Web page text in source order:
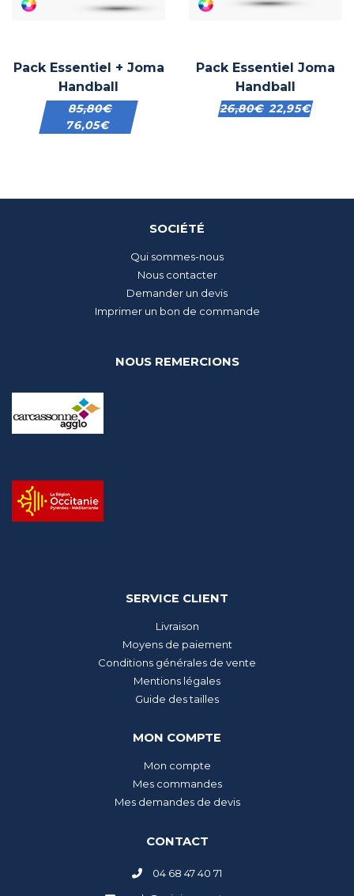
Pack Essentiel + Joma
Handball
85,80€
76,05€
Pack Essentiel Joma
Handball
26,80€ 22,95€
SOCIÉTÉ
Qui sommes-nous
Nous contacter
Demander un devis
Imprimer un bon de commande
NOUS REMERCIONS
SERVICE CLIENT
Livraison
Moyens de paiement
Conditions générales de vente
Mentions légales
Guide des tailles
MON COMPTE
Mon compte
Mes commandes
Mes demandes de devis
CONTACT
04 68 47 40 71